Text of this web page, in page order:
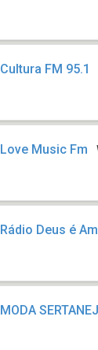
Cultura FM 95.1
Love Music Fm
Rádio Deus é
MODA